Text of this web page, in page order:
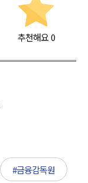
추천해요 0
#금융감독원